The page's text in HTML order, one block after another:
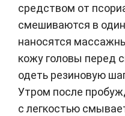
средством от
смешиваются в
наносятся
кожу головы перед
одеть резиновую
Утром после
с легкостью